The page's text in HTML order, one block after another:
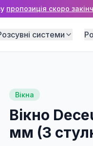
пропозиція скоро
системи
Вікна
Вікно
мм (3